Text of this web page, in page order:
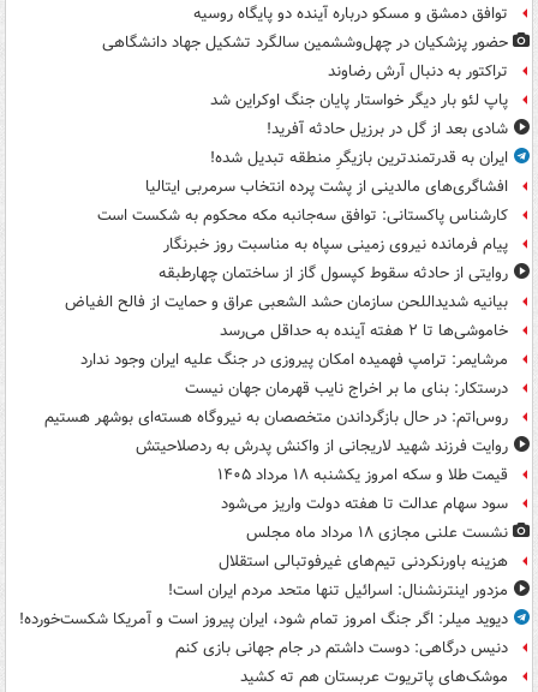
توافق دمشق و مسکو درباره آینده دو پایگاه روسیه
حضور پزشکیان در چهل‌وششمین سالگرد تشکیل جهاد دانشگاهی
تراکتور به دنبال آرش رضاوند
پاپ لئو بار دیگر خواستار پایان جنگ اوکراین شد
شادی بعد از گل در برزیل حادثه آفرید!
ایران به قدرتمندترین بازیگرِ منطقه تبدیل شده!
افشاگری‌های مالدینی از پشت پرده انتخاب سرمربی ایتالیا
کارشناس پاکستانی: توافق سه‌جانبه مکه محکوم به شکست است
پیام فرمانده نیروی زمینی سپاه به مناسبت روز خبرنگار
روایتی از حادثه سقوط کپسول گاز از ساختمان چهارطبقه
بیانیه شدیداللحن سازمان حشد الشعبی عراق و حمایت از فالح الفیاض
خاموشی‌ها تا ۲ هفته آینده به حداقل می‌رسد
مرشایمر: ترامپ فهمیده امکان پیروزی در جنگ علیه ایران وجود ندارد
درستکار: بنای ما بر اخراج نایب قهرمان جهان نیست
روس‌اتم: در حال بازگرداندن متخصصان به نیروگاه هسته‌ای بوشهر هستیم
روایت فرزند شهید لاریجانی از واکنش پدرش به ردصلاحیتش
قیمت طلا و سکه امروز یکشنبه ۱۸ مرداد ۱۴۰۵
سود سهام عدالت تا هفته دولت واریز می‌شود
نشست علنی مجازی ۱۸ مرداد ماه مجلس
هزینه باورنکردنی تیم‌های غیرفوتبالی استقلال
مزدور اینترنشنال: اسرائیل تنها متحد مردم ایران است!
دیوید میلر: اگر جنگ امروز تمام شود، ایران پیروز است و آمریکا شکست‌خورده!
دنیس درگاهی: دوست داشتم در جام جهانی بازی کنم
موشک‌های پاتریوت عربستان هم ته‌ کشید